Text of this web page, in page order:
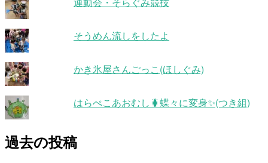
そうめん流しをしたよ
かき氷屋さんごっこ(ほしぐみ)
はらぺこあおむし🐛蝶々に変身✨(つき組)
過去の投稿